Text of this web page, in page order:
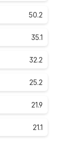
50.2
35.1
32.2
25.2
21.9
21.1